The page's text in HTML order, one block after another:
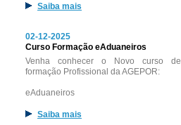
Saiba mais
02-12-2025
Curso Formação eAduaneiros
Venha conhecer o Novo curso de
formação Profissional da AGEPOR:
eAduaneiros
Saiba mais